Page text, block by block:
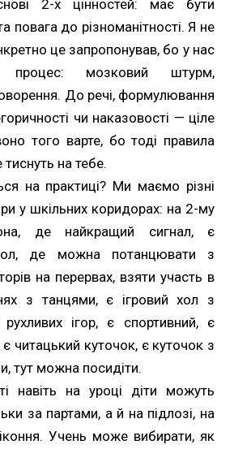
2-х цінностей: має бути
повага до різноманітності. Я не
це запропонував, бо у нас
процес: мозковий штурм,
До речі, формулювання
чи наказовості — ціле
того варте, бо тоді правила
на тебе.
на практиці? Ми маємо різні
у шкільних коридорах: на 2-му
де найкращий сигнал, є
де можна потанцювати з
на перервах, взяти участь в
з танцями, є ігровий хол з
ігор, є спортивний, є
читацький куточок, є куточок з
тут можна посидіти.
навіть на уроці діти можуть
за партами, а й на підлозі, на
Учень може вибирати, як